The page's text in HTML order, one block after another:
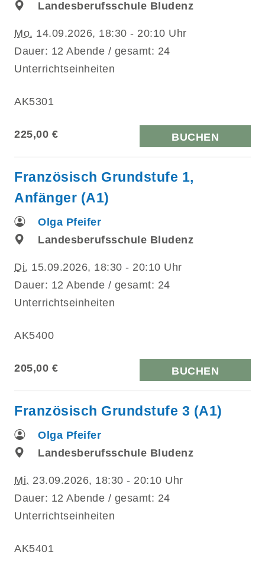
Landesberufsschule Bludenz
Mo. 14.09.2026, 18:30 - 20:10 Uhr
Dauer: 12 Abende / gesamt: 24
Unterrichtseinheiten
AK5301
225,00 € BUCHEN
Französisch Grundstufe 1,
Anfänger (A1)
Olga Pfeifer
Landesberufsschule Bludenz
Di. 15.09.2026, 18:30 - 20:10 Uhr
Dauer: 12 Abende / gesamt: 24
Unterrichtseinheiten
AK5400
205,00 € BUCHEN
Französisch Grundstufe 3 (A1)
Olga Pfeifer
Landesberufsschule Bludenz
Mi. 23.09.2026, 18:30 - 20:10 Uhr
Dauer: 12 Abende / gesamt: 24
Unterrichtseinheiten
AK5401